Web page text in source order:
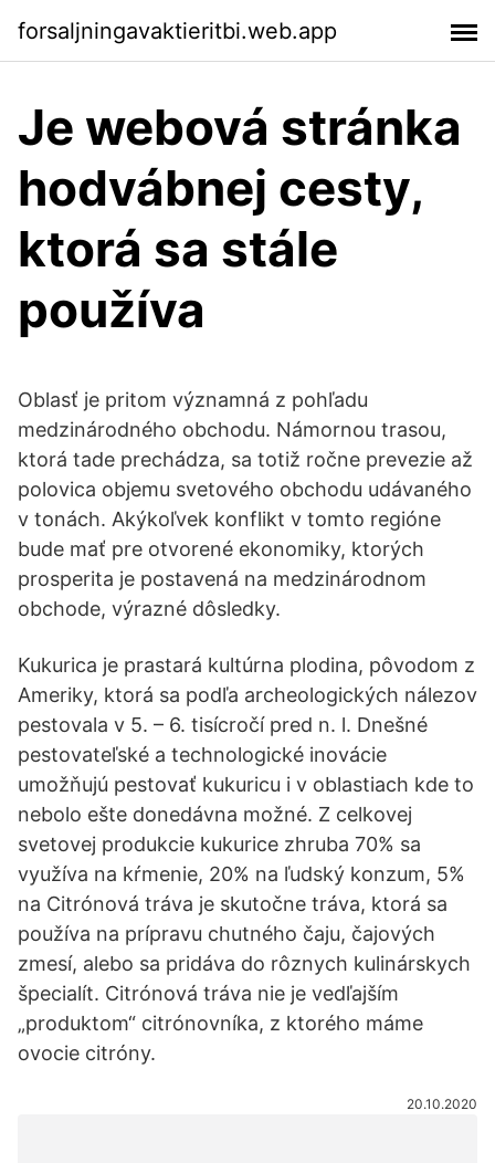
forsaljningavaktieritbi.web.app
Je webová stránka
hodvábnej cesty,
ktorá sa stále
používa
Oblasť je pritom významná z pohľadu
medzinárodného obchodu. Námornou trasou,
ktorá tade prechádza, sa totiž ročne prevezie až
polovica objemu svetového obchodu udávaného
v tonách. Akýkoľvek konflikt v tomto regióne
bude mať pre otvorené ekonomiky, ktorých
prosperita je postavená na medzinárodnom
obchode, výrazné dôsledky.
Kukurica je prastará kultúrna plodina, pôvodom z
Ameriky, ktorá sa podľa archeologických nálezov
pestovala v 5. – 6. tisícročí pred n. l. Dnešné
pestovateľské a technologické inovácie
umožňujú pestovať kukuricu i v oblastiach kde to
nebolo ešte donedávna možné. Z celkovej
svetovej produkcie kukurice zhruba 70% sa
využíva na kŕmenie, 20% na ľudský konzum, 5%
na Citrónová tráva je skutočne tráva, ktorá sa
používa na prípravu chutného čaju, čajových
zmesí, alebo sa pridáva do rôznych kulinárskych
špecialít. Citrónová tráva nie je vedľajším
„produktom“ citrónovníka, z ktorého máme
ovocie citróny.
20.10.2020